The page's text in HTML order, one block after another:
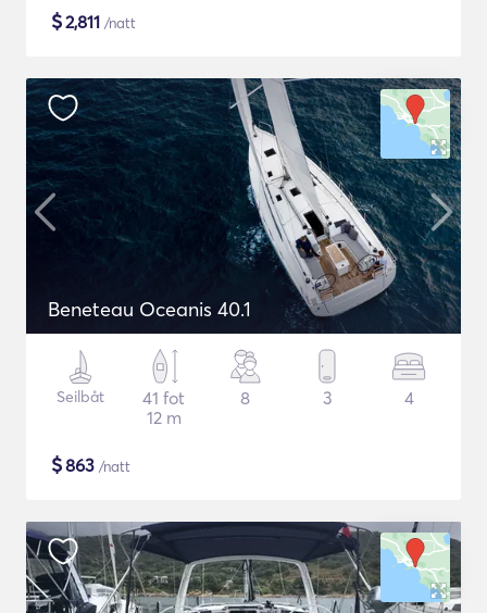
$2,811 /natt
Beneteau Oceanis 40.1
Seilbåt
41 fot
12 m
8 3 4
$863 /natt